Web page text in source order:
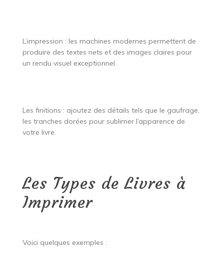
L’impression : les machines modernes permettent de
produire des textes nets et des images claires pour
un rendu visuel exceptionnel.
Les finitions : ajoutez des détails tels que le gaufrage,
les tranches dorées pour sublimer l’apparence de
votre livre.
Les Types de Livres à
Imprimer
Voici quelques exemples :